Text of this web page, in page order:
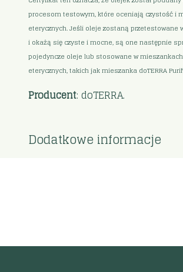
procesom testowym, które oceniają czystość i
eterycznych. Jeśli oleje zostaną przetestowane
i okażą się czyste i mocne, są one następnie
pojedyncze oleje lub stosowane w
eterycznych, takich jak mieszanka doTERRA
Producent: doTERRA.
Dodatkowe informacje